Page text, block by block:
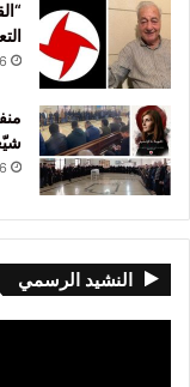
النشيد الرسمي